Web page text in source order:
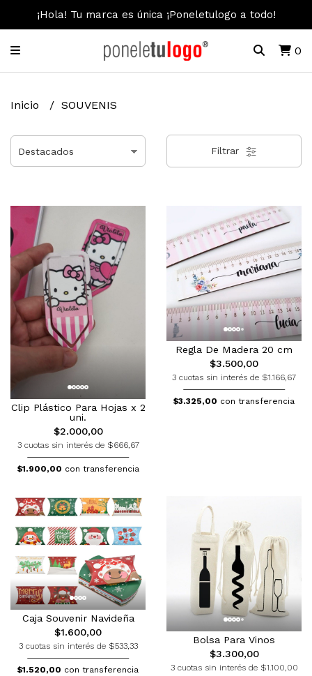
¡Hola! Tu marca es única ¡Poneletulogo a todo!
0
Inicio SOUVENIS
Filtrar
Clip Plástico Para Hojas x 2
uni.
$2.000,00
3 cuotas sin interés de $666,67
$1.900,00 con transferencia
Regla De Madera 20 cm
$3.500,00
3 cuotas sin interés de $1.166,67
$3.325,00 con transferencia
Caja Souvenir Navideña
$1.600,00
3 cuotas sin interés de $533,33
$1.520,00 con transferencia
Bolsa Para Vinos
$3.300,00
3 cuotas sin interés de $1.100,00